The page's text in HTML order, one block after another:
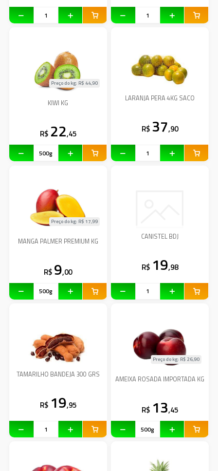
KIWI KG
Preço do kg: R$ 44,90
R$ 22,45
LARANJA PERA 4KG SACO
R$ 37,90
MANGA PALMER PREMIUM KG
Preço do kg: R$ 17,99
R$ 9,00
CANISTEL BDJ
R$ 19,98
TAMARILHO BANDEJA 300 GRS
R$ 19,95
AMEIXA ROSADA IMPORTADA KG
Preço do kg: R$ 26,90
R$ 13,45